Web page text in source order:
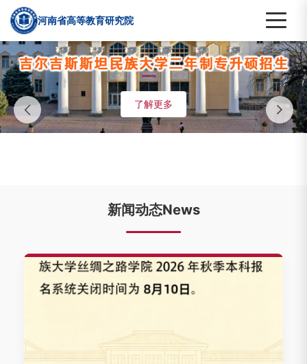
河南省高等教育研究院
了解更多
新闻动态News